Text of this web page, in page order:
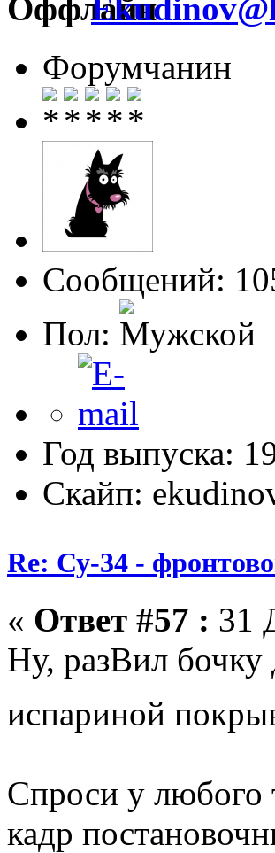
Форумчанин
Сообщений:
Пол:
Год выпуска:
Скайп:
Re: Су-34 -
« Ответ #57 : 31
Ну, разВил бочку
испариной
Спроси у любого
кадр